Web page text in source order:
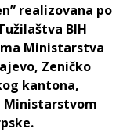
realizovana po
BIH
Ministarstva
Zeničko
kantona,
Ministarstvom